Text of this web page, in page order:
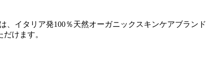
、イタリア発100％天然オーガニックスキンケアブランド
けます。